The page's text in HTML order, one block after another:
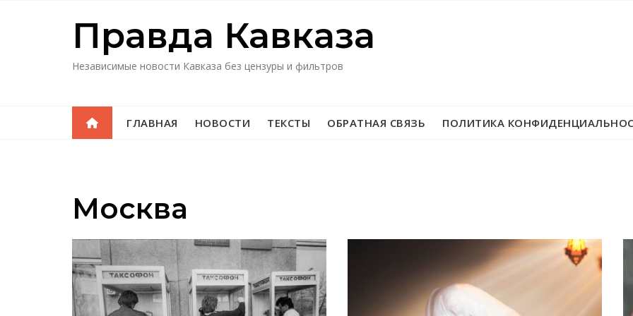
Правда Кавказa
Независимые новости Кавказа без цензуры и фильтров
ГЛАВНАЯ НОВОСТИ ТЕКСТЫ ОБРАТНАЯ СВЯЗЬ ПОЛИТИКА
Москва